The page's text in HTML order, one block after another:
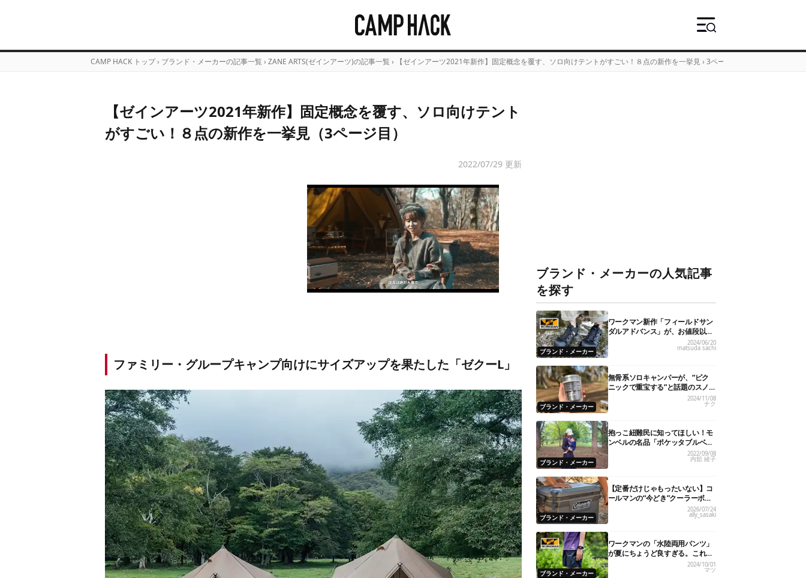
CAMP HACK トップ › ブランド・メーカーの記事一覧 › ZANE ARTS(ゼインアーツ)の記事一覧 › 【ゼインアーツ2021年新作】固定概念を覆す、ソロ向けテントがすごい！８点の新作を一挙見 › 3ページ目
【ゼインアーツ2021年新作】固定概念を覆す、ソロ向けテント
がすごい！８点の新作を一挙見（3ページ目）
2022/07/29 更新
ファミリー・グループキャンプ向けにサイズアップを果たした「ゼクーL」
ブランド・メーカーの人気記事
を探す
ブランド・メーカー
ワークマン新作「フィールドサン
ダルアドバンス」が、お値段以上
のハイクオリティ！
2024/06/20
matsuda sachi
ブランド・メーカー
無骨系ソロキャンパーが、“ピク
ニックで重宝する”と話題のスノ
ーピーク「サヨウ」を使ってみた
ら…
2024/11/08
ナク
ブランド・メーカー
抱っこ紐難民に知ってほしい！モ
ンベルの名品「ポケッタブルベビ
ーキャリア」が全パパママにおす
2022/09/08
内舘 綾子
ブランド・メーカー
【定番だけじゃもったいない】コ
ールマンの“今どき”クーラーボッ
クス7選！
2026/07/24
ally_sasaki
ブランド・メーカー
ワークマンの「水陸両用パンツ」
が夏にちょうど良すぎる。これで
1,900円ってどゆこと…
2024/10/01
マツ